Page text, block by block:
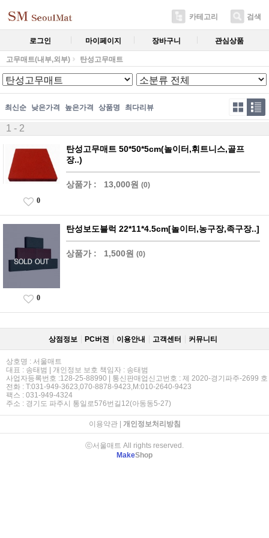
카테고리 검색
로그인 마이페이지 장바구니 관심상품
고무매트(내부,외부) 탄성고무매트
최신순 낮은가격 높은가격 상품명 최다리뷰
1 - 2
탄성고무매트 50*50*5cm(놀이터,휘트니스,골프
장..)
상품가 : 13,000원 (0)
0
탄성보도블럭 22*11*4.5cm[놀이터,농구장,족구장..]
상품가 : 1,500원 (0)
0
상점정보 PC버젼 이용안내 고객센터 커뮤니티
상호명 : 서울매트
대표 : 송태범 | 개인정보 보호 책임자 : 송태범
사업자등록번호 :128-25-88990 | 통신판매업신고번호 : 제 2020-경기파주-2699 호
전화 : T:031-949-3623,070-8878-9423,M:010-2640-9423
팩스 : 031-949-4324
주소 : 경기도 파주시 통일로576번길12(아동동5-27)
이용약관| 개인정보처리방침
ⓒ서울매트 All rights reserved.
MakeShop